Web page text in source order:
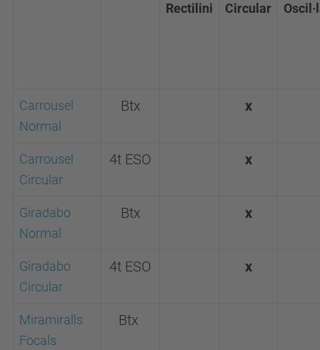
Rectilini Circular
Carrousel
Normal
Btx x
Carrousel
Circular
4t ESO x
Giradabo
Normal
Btx x
Giradabo
Circular
4t ESO x
Miramiralls
Focals
Btx